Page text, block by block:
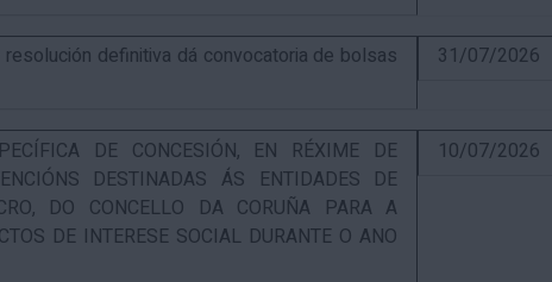
definitiva dá convocatoria de bolsas
31/07/2026
DE CONCESIÓN, EN RÉXIME DE
DESTINADAS ÁS ENTIDADES DE
DO CONCELLO DA CORUÑA PARA A
DE INTERESE SOCIAL DURANTE O ANO
10/07/2026